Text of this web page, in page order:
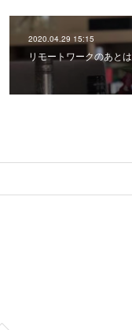
2020.04.29 15:15
リモートワークのあとは